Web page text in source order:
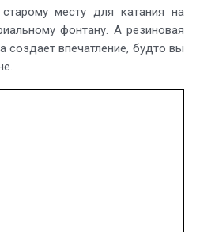
месту для катания на
фонтану. А резиновая
создает впечатление, будто вы